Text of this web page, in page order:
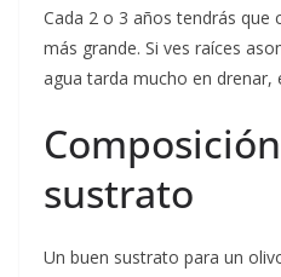
Cada 2 o 3 años tendrás que
más grande. Si ves raíces
agua tarda mucho en drenar,
sustrato
Un buen sustrato para un